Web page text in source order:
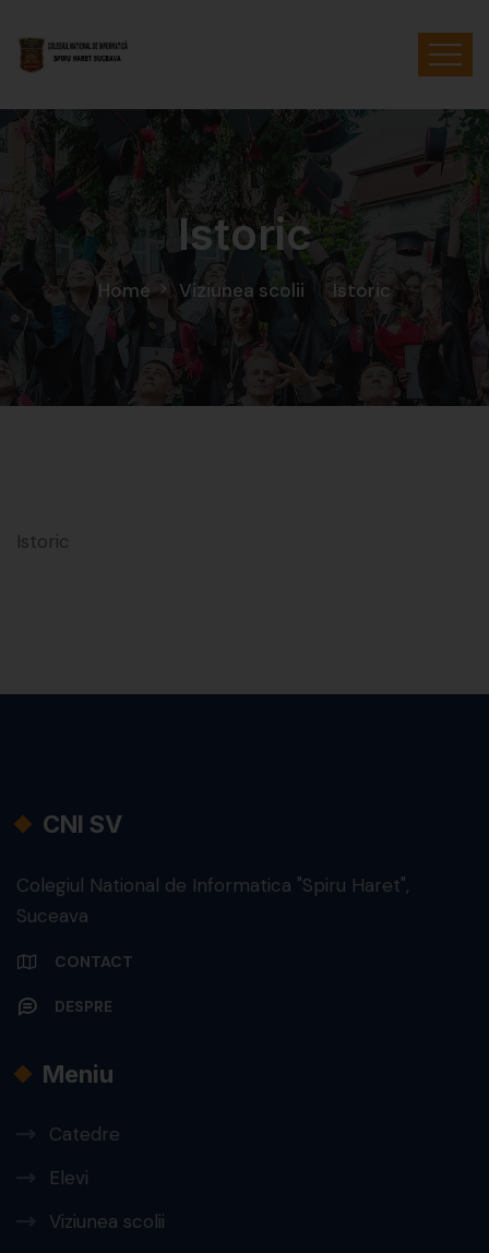
Istoric
Home Viziunea scolii Istoric
Istoric
CNI SV
Colegiul National de Informatica "Spiru Haret",
Suceava
CONTACT
DESPRE
Meniu
Catedre
Elevi
Viziunea scolii